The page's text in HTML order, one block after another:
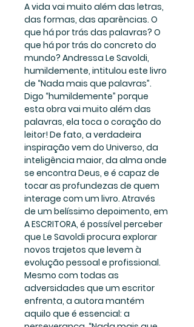
A vida vai muito além das letras,
das formas, das aparências. O
que há por trás das palavras? O
que há por trás do concreto do
mundo? Andressa Le Savoldi,
humildemente, intitulou este livro
de “Nada mais que palavras”.
Digo “humildemente” porque
esta obra vai muito além das
palavras, ela toca o coração do
leitor! De fato, a verdadeira
inspiração vem do Universo, da
inteligência maior, da alma onde
se encontra Deus, e é capaz de
tocar as profundezas de quem
interage com um livro. Através
de um belíssimo depoimento, em
A ESCRITORA, é possível perceber
que Le Savoldi procura explorar
novos trajetos que levem à
evolução pessoal e profissional.
Mesmo com todas as
adversidades que um escritor
enfrenta, a autora mantém
aquilo que é essencial: a